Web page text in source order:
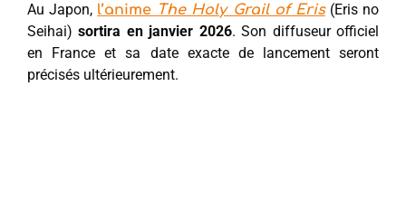
Au Japon, l’anime The Holy Grail of Eris(Eris no
Seihai)sortira en janvier 2026. Son diffuseur officiel
en France et sa date exacte de lancement seront
précisés ultérieurement.